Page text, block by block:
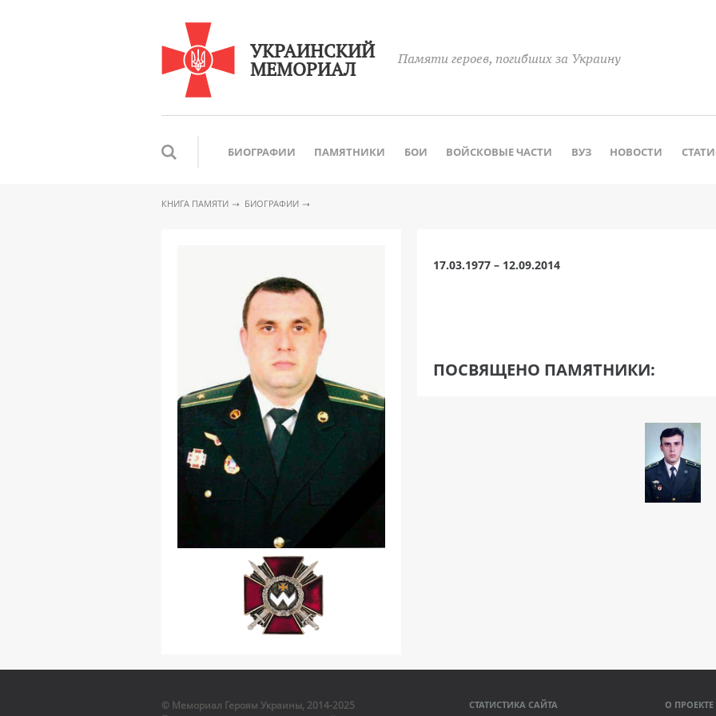
УКРАИНСКИЙ
МЕМОРИАЛ Памяти героев, погибших за Украину
БИОГРАФИИ ПАМЯТНИКИ БОИ ВОЙСКОВЫЕ ЧАСТИ ВУЗ НОВОСТИ
КНИГА ПАМЯТИ БИОГРАФИИ
17.03.1977 – 12.09.2014
ПОСВЯЩЕНО ПАМЯТНИКИ:
© Мемориал Героям Украины, 2014-2025
СТАТИСТИКА САЙТА О ПРОЕКТЕ